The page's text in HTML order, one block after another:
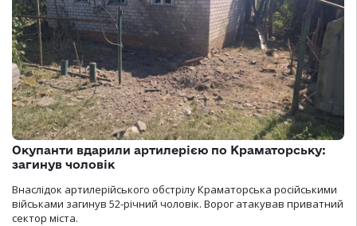
Окупанти вдарили артилерією по Краматорську:
загинув чоловік
Внаслідок артилерійського обстрілу Краматорська російськими
військами загинув 52-річний чоловік. Ворог атакував приватний
сектор міста.